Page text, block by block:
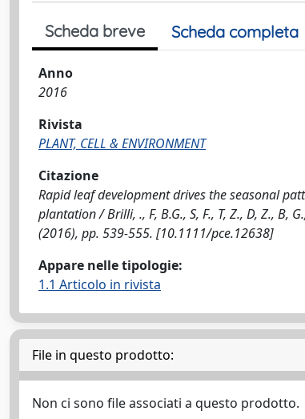
Scheda breve Scheda completa
Anno
2016
Rivista
PLANT, CELL & ENVIRONMENT
Citazione
Rapid leaf development drives the seasonal
plantation / Brilli, ., F, B.G., S, F., T, Z., D, Z., B,
(2016), pp. 539-555. [10.1111/pce.12638]
Appare nelle tipologie:
1.1 Articolo in rivista
File in questo prodotto:
Non ci sono file associati a questo prodotto.